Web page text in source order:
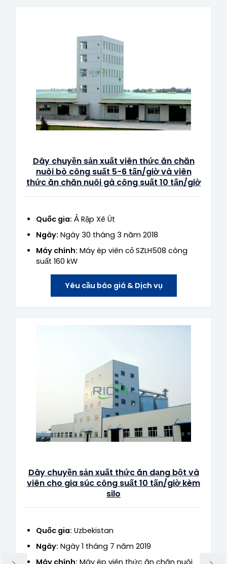
Dây chuyền sản xuất viên thức ăn chăn
nuôi bò công suất 5-6 tấn/giờ và viên
thức ăn chăn nuôi gà công suất 10 tấn/giờ
Quốc gia: Ả Rập Xê Út
Ngày: Ngày 30 tháng 3 năm 2018
Máy chính: Máy ép viên cỏ SZLH508 công
suất 160 kW
Yêu cầu báo giá & Dịch vụ
Dây chuyền sản xuất thức ăn dạng bột và
viên cho gia súc công suất 10 tấn/giờ kèm
silo
Quốc gia: Uzbekistan
Ngày: Ngày 1 tháng 7 năm 2019
Máy chính: Máy ép viên thức ăn chăn nuôi